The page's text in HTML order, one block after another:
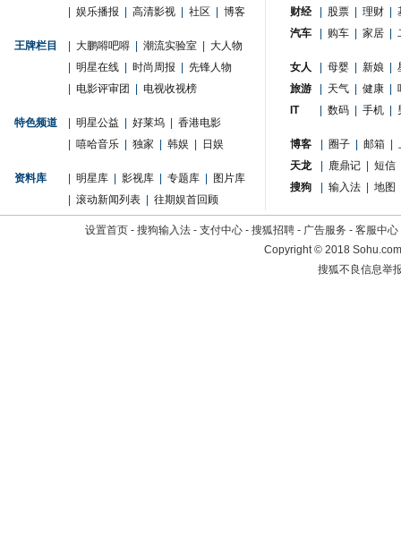
娱乐播报 高清影视 社区 博客
王牌栏目 大鹏嘚吧嘚 潮流实验室
大人物
明星在线 时尚周报
先锋人物
电影评审团 电视收视榜
特色频道 明星公益 好莱坞
香港电影
嘻哈音乐 独家 韩娱 日娱
资料库 明星库 影视库 专题库
图片库
滚动新闻列表 往期娱首回顾
财经
股票 理财
汽车
购车 家居
女人 母婴 新娘
旅游
天气 健康
IT
数码 手机
博客 圈子 邮箱
天龙
鹿鼎记
短信
搜狗
输入法 地图
设置首页 - 搜狗输入法 - 支付中心 - 搜狐招聘 - 广告服务 - 客服中心
Copyright©2018
搜狐不良信息举